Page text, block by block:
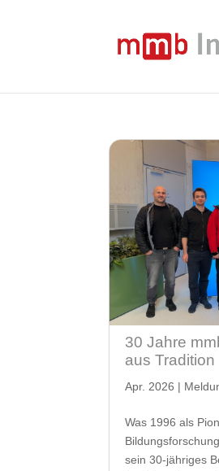
30 Jahre
aus Tradition
Apr. 2026 |
Was 1996 als
sein 30-jähriges